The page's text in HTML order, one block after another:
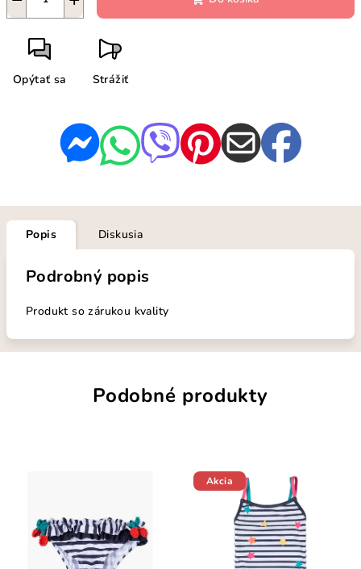
Opýtať sa Strážiť
Popis Diskusia
Podrobný popis
Produkt so zárukou kvality
Podobné produkty
Akcia